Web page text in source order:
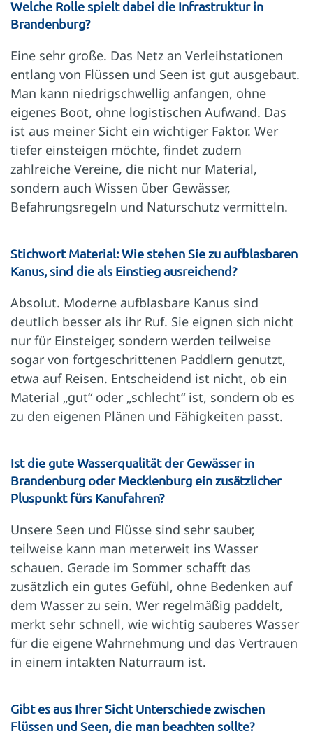
Welche Rolle spielt dabei die Infrastruktur in
Brandenburg?
Eine sehr große. Das Netz an Verleihstationen
entlang von Flüssen und Seen ist gut ausgebaut.
Man kann niedrigschwellig anfangen, ohne
eigenes Boot, ohne logistischen Aufwand. Das
ist aus meiner Sicht ein wichtiger Faktor. Wer
tiefer einsteigen möchte, findet zudem
zahlreiche Vereine, die nicht nur Material,
sondern auch Wissen über Gewässer,
Befahrungsregeln und Naturschutz vermitteln.
Stichwort Material: Wie stehen Sie zu aufblasbaren
Kanus, sind die als Einstieg ausreichend?
Absolut. Moderne aufblasbare Kanus sind
deutlich besser als ihr Ruf. Sie eignen sich nicht
nur für Einsteiger, sondern werden teilweise
sogar von fortgeschrittenen Paddlern genutzt,
etwa auf Reisen. Entscheidend ist nicht, ob ein
Material „gut“ oder „schlecht“ ist, sondern ob es
zu den eigenen Plänen und Fähigkeiten passt.
Ist die gute Wasserqualität der Gewässer in
Brandenburg oder Mecklenburg ein zusätzlicher
Pluspunkt fürs Kanufahren?
Unsere Seen und Flüsse sind sehr sauber,
teilweise kann man meterweit ins Wasser
schauen. Gerade im Sommer schafft das
zusätzlich ein gutes Gefühl, ohne Bedenken auf
dem Wasser zu sein. Wer regelmäßig paddelt,
merkt sehr schnell, wie wichtig sauberes Wasser
für die eigene Wahrnehmung und das Vertrauen
in einem intakten Naturraum ist.
Gibt es aus Ihrer Sicht Unterschiede zwischen
Flüssen und Seen, die man beachten sollte?